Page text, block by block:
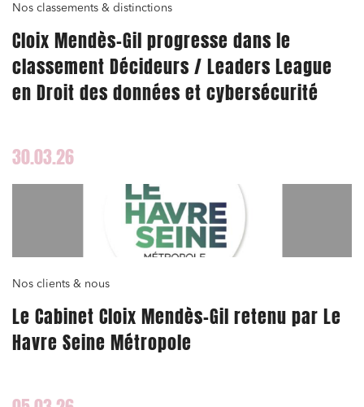
Nos classements & distinctions
Cloix Mendès-Gil progresse dans le
classement Décideurs / Leaders League
en Droit des données et cybersécurité
30.03.26
Nos clients & nous
Le Cabinet Cloix Mendès-Gil retenu par Le
Havre Seine Métropole